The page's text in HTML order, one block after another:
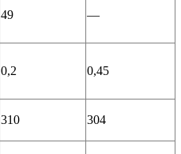
49 —
0,2 0,45
310 304